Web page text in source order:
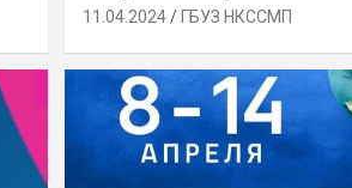
11.04.2024 ГБУЗ НКССМП